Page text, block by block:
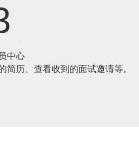
中心
简历、查看收到的面试邀请等。